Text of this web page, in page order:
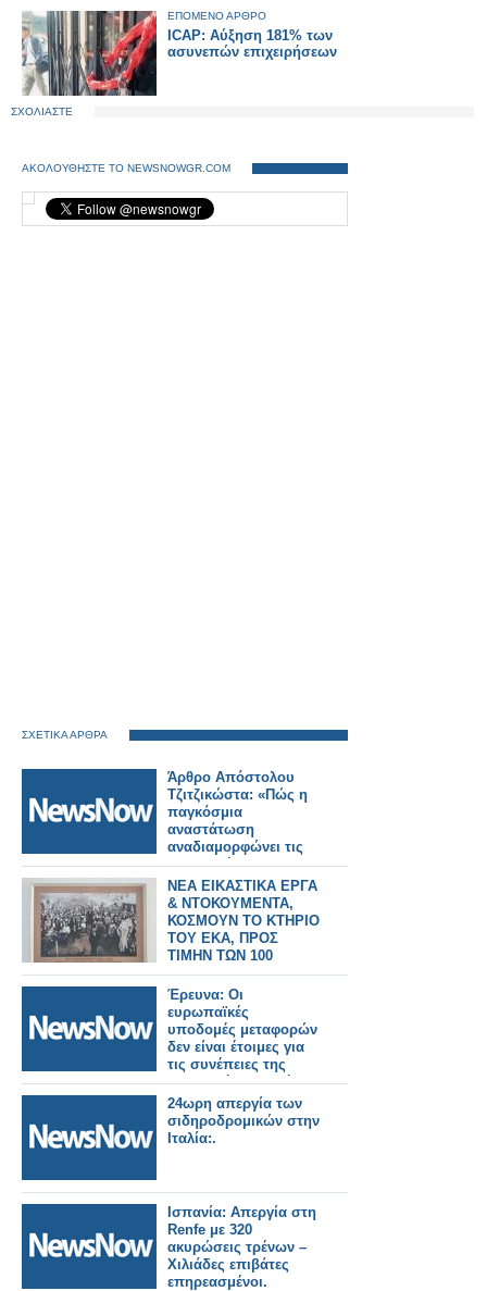
ΕΠΟΜΕΝΟ ΑΡΘΡΟ
ICAP: Αύξηση 181% των
ασυνεπών επιχειρήσεων
ΣΧΟΛΙΑΣΤΕ
ΑΚΟΛΟΥΘΗΣΤΕ ΤΟ NEWSNOWGR.COM
ΣΧΕΤΙΚΑ ΑΡΘΡΑ
Άρθρο Απόστολου
Τζιτζικώστα: «Πώς η
παγκόσμια
αναστάτωση
αναδιαμορφώνει τις
μεταφορές και τον
τουρισμό»
ΝΕΑ ΕΙΚΑΣΤΙΚΑ ΕΡΓΑ
& ΝΤΟΚΟΥΜΕΝΤΑ,
ΚΟΣΜΟΥΝ ΤΟ ΚΤΗΡΙΟ
ΤΟΥ ΕΚΑ, ΠΡΟΣ
ΤΙΜΗΝ ΤΩΝ 100
ΧΡΟΝΩΝ ΑΠΟ ΤΗΝ
ΑΙΜΑΤΟΒΑΜΕΝΗ
ΑΠΕΡΓΙΑ ΤΩΝ
ΚΑΠΝΕΡΓΑΤΩΝ (1926)
ΤΗΣ ΠΟΛΗΣ ΜΑΣ
Έρευνα: Οι
ευρωπαϊκές
υποδομές μεταφορών
δεν είναι έτοιμες για
τις συνέπειες της
κλιματικής αλλαγής.
24ωρη απεργία των
σιδηροδρομικών στην
Ιταλία:.
Ισπανία: Απεργία στη
Renfe με 320
ακυρώσεις τρένων –
Χιλιάδες επιβάτες
επηρεασμένοι.